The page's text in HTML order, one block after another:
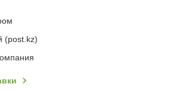
(post.kz)